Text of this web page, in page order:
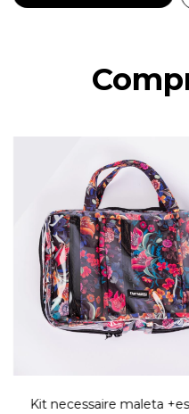
Kit necessaire maleta